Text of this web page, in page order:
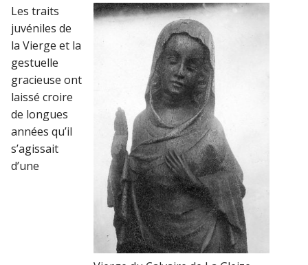
Les traits
juvéniles de
la Vierge et la
gestuelle
gracieuse ont
laissé croire
de longues
années qu’il
s’agissait
d’une